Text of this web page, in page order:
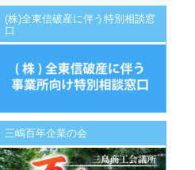
(株)全東信破産に伴う特別相談窓
口
三嶋百年企業の会